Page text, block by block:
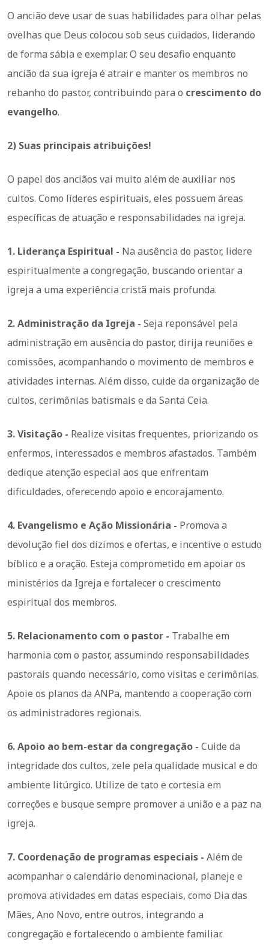
O ancião deve usar de suas habilidades para olhar pelas
ovelhas que Deus colocou sob seus cuidados, liderando
de forma sábia e exemplar. O seu desafio enquanto
ancião da sua igreja é atrair e manter os membros no
rebanho do pastor, contribuindo para o crescimento do
evangelho.
2) Suas principais atribuições!
O papel dos anciãos vai muito além de auxiliar nos
cultos. Como líderes espirituais, eles possuem áreas
específicas de atuação e responsabilidades na igreja.
1. Liderança Espiritual - Na ausência do pastor, lidere
espiritualmente a congregação, buscando orientar a
igreja a uma experiência cristã mais profunda.
2. Administração da Igreja - Seja reponsável pela
administração em ausência do pastor, dirija reuniões e
comissões, acompanhando o movimento de membros e
atividades internas. Além disso, cuide da organização de
cultos, cerimônias batismais e da Santa Ceia.
3. Visitação - Realize visitas frequentes, priorizando os
enfermos, interessados e membros afastados. Também
dedique atenção especial aos que enfrentam
dificuldades, oferecendo apoio e encorajamento.
4. Evangelismo e Ação Missionária - Promova a
devolução fiel dos dízimos e ofertas, e incentive o estudo
bíblico e a oração. Esteja comprometido em apoiar os
ministérios da Igreja e fortalecer o crescimento
espiritual dos membros.
5. Relacionamento com o pastor - Trabalhe em
harmonia com o pastor, assumindo responsabilidades
pastorais quando necessário, como visitas e cerimônias.
Apoie os planos da ANPa, mantendo a cooperação com
os administradores regionais.
6. Apoio ao bem-estar da congregação - Cuide da
integridade dos cultos, zele pela qualidade musical e do
ambiente litúrgico. Utilize de tato e cortesia em
correções e busque sempre promover a união e a paz na
igreja.
7. Coordenação de programas especiais - Além de
acompanhar o calendário denominacional, planeje e
promova atividades em datas especiais, como Dia das
Mães, Ano Novo, entre outros, integrando a
congregação e fortalecendo o ambiente familiar.